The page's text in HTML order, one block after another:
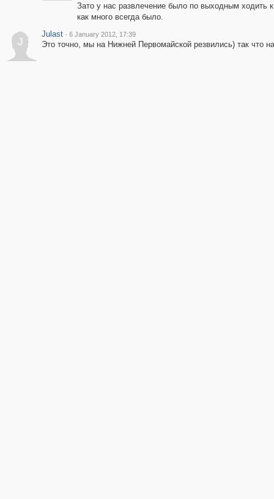
Зато у нас развлечение было по выходным ходить
как много всегда было.
J
Julast · 6 January 2012, 17:39
Это точно, мы на Нижней Первомайской резвились) так что